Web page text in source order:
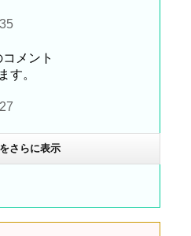
メント
す。
さらに表示